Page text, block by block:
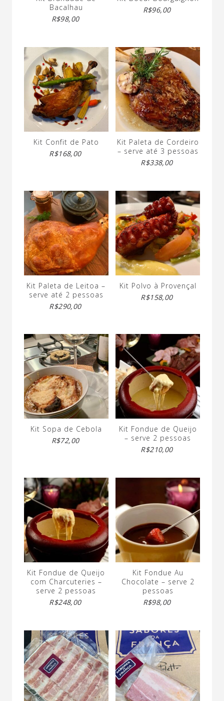
Bacalhau
R$98,00
R$96,00
Kit Confit de Pato
R$168,00
Kit Paleta de Cordeiro
– serve até 3 pessoas
R$338,00
Kit Paleta de Leitoa –
serve até 2 pessoas
R$290,00
Kit Polvo à Provençal
R$158,00
Kit Sopa de Cebola
R$72,00
Kit Fondue de Queijo
– serve 2 pessoas
R$210,00
Kit Fondue de Queijo
com Charcuteries –
serve 2 pessoas
R$248,00
Kit Fondue Au
Chocolate – serve 2
pessoas
R$98,00